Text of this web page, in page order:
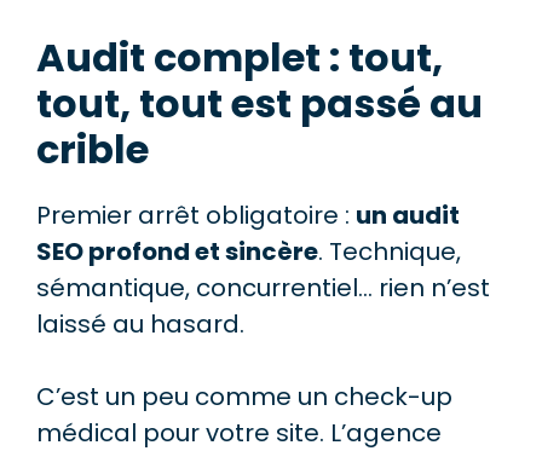
Audit complet : tout,
tout, tout est passé au
crible
Premier arrêt obligatoire : un audit
SEO profond et sincère. Technique,
sémantique, concurrentiel… rien n’est
laissé au hasard.
C’est un peu comme un check-up
médical pour votre site. L’agence